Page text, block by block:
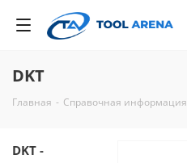
DKT
Главная - Справочная информация
DKT -